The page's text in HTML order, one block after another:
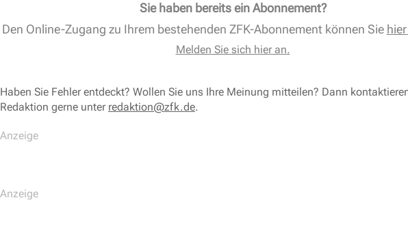
Sie haben bereits ein Abonnement?
Den Online-Zugang zu Ihrem bestehenden ZFK-Abonnement können Sie
Melden Sie sich hier an.
Haben Sie Fehler entdeckt? Wollen Sie uns Ihre Meinung mitteilen? Dann
Redaktion gerne unter redaktion@zfk.de.